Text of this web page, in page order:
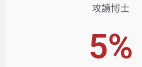
攻讀博士
5%